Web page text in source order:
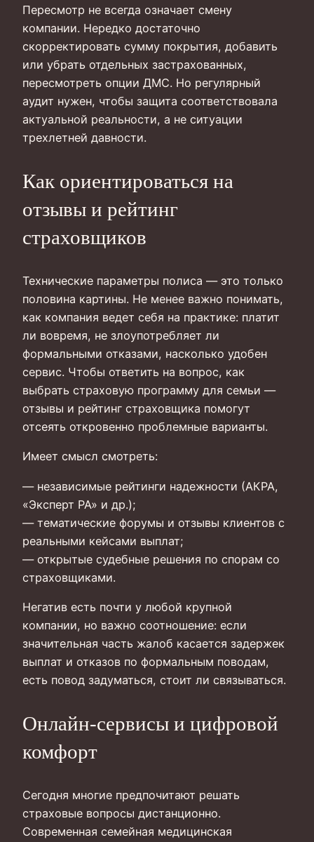
Пересмотр не всегда означает смену
компании. Нередко достаточно
скорректировать сумму покрытия, добавить
или убрать отдельных застрахованных,
пересмотреть опции ДМС. Но регулярный
аудит нужен, чтобы защита соответствовала
актуальной реальности, а не ситуации
трехлетней давности.
Как ориентироваться на
отзывы и рейтинг
страховщиков
Технические параметры полиса — это только
половина картины. Не менее важно понимать,
как компания ведет себя на практике: платит
ли вовремя, не злоупотребляет ли
формальными отказами, насколько удобен
сервис. Чтобы ответить на вопрос, как
выбрать страховую программу для семьи —
отзывы и рейтинг страховщика помогут
отсеять откровенно проблемные варианты.
Имеет смысл смотреть:
— независимые рейтинги надежности (АКРА,
«Эксперт РА» и др.);
— тематические форумы и отзывы клиентов с
реальными кейсами выплат;
— открытые судебные решения по спорам со
страховщиками.
Негатив есть почти у любой крупной
компании, но важно соотношение: если
значительная часть жалоб касается задержек
выплат и отказов по формальным поводам,
есть повод задуматься, стоит ли связываться.
Онлайн-сервисы и цифровой
комфорт
Сегодня многие предпочитают решать
страховые вопросы дистанционно.
Современная семейная медицинская